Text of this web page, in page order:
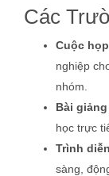
Các
Cuộc
nghiệp
nhóm.
Bài
học trực
Trình
sàng,